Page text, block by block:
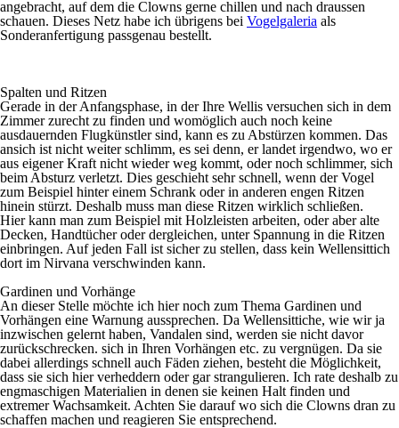
angebracht, auf dem die Clowns gerne chillen und nach draussen
schauen. Dieses Netz habe ich übrigens bei Vogelgaleria als
Sonderanfertigung passgenau bestellt.
Spalten und Ritzen
Gerade in der Anfangsphase, in der Ihre Wellis versuchen sich in dem
Zimmer zurecht zu finden und womöglich auch noch keine
ausdauernden Flugkünstler sind, kann es zu Abstürzen kommen. Das
ansich ist nicht weiter schlimm, es sei denn, er landet irgendwo, wo er
aus eigener Kraft nicht wieder weg kommt, oder noch schlimmer, sich
beim Absturz verletzt. Dies geschieht sehr schnell, wenn der Vogel
zum Beispiel hinter einem Schrank oder in anderen engen Ritzen
hinein stürzt. Deshalb muss man diese Ritzen wirklich schließen.
Hier kann man zum Beispiel mit Holzleisten arbeiten, oder aber alte
Decken, Handtücher oder dergleichen, unter Spannung in die Ritzen
einbringen. Auf jeden Fall ist sicher zu stellen, dass kein Wellensittich
dort im Nirvana verschwinden kann.
Gardinen und Vorhänge
An dieser Stelle möchte ich hier noch zum Thema Gardinen und
Vorhängen eine Warnung aussprechen. Da Wellensittiche, wie wir ja
inzwischen gelernt haben, Vandalen sind, werden sie nicht davor
zurückschrecken. sich in Ihren Vorhängen etc. zu vergnügen. Da sie
dabei allerdings schnell auch Fäden ziehen, besteht die Möglichkeit,
dass sie sich hier verheddern oder gar strangulieren. Ich rate deshalb zu
engmaschigen Materialien in denen sie keinen Halt finden und
extremer Wachsamkeit. Achten Sie darauf wo sich die Clowns dran zu
schaffen machen und reagieren Sie entsprechend.